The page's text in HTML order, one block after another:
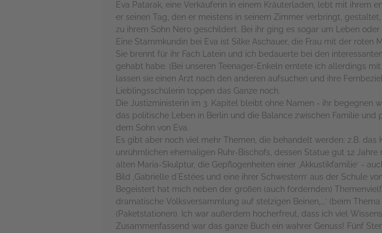
Eva Patarak, eine Verkäuferin in einem Kräuterladen, lebt mit ihrem
er seinen Tag, den er meistens in seinem Zimmer verbringt,
zu ihrem Sohn Nero geschildert. Bei ihr ging es sogar um Leben oder
Eine Stammkundin bei Eva ist Silke Aschauer, die Frau mit der
Sie brennt für ihr Fach Latein und ich bedauerte bei den
gehabt habe. (Bei unseren Teenager-Enkeln erntete ich allerdings
lassen sie einen Arzt nach den anderen aufsuchen und ihre
Lieblingsschülerin toppen das Ganze noch.
Die Justizministerin im 3. Kapitel bleibt ohne Namen - ihr begegnen
das politische Leben in Berlin und die Balance zwischen Familie
dem Sohn von Eva.
Es gibt aber noch viel mehr Themen, die behandelt werden: z.B.
unrühmlichen ehemaligen Ruhr-Bischofs, dessen Statue gut 12
alten Maria-Skulptur, die Gepflogenheiten einer ‚Akkustikfamilie‘ -
Bild ‚Gabrielle d´Estées und eine ihrer Schwestern‘ aus der Schule
Begeistert hat mich neben der großen (auch fordernden)
dramatische Volksversammlung auf stelzigen Beinen,….‘ (beim
(Paketstationen). Ich war außerdem hocherfreut, dass ich viel
Zusammenfassend war das ganze Buch ein wahrer Genuss! Fünf